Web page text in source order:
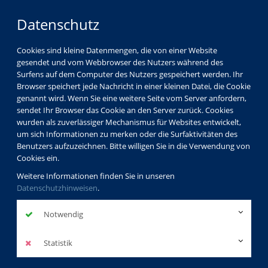
Datenschutz
Cookies sind kleine Datenmengen, die von einer Website
gesendet und vom Webbrowser des Nutzers während des
Surfens auf dem Computer des Nutzers gespeichert werden. Ihr
Browser speichert jede Nachricht in einer kleinen Datei, die Cookie
genannt wird. Wenn Sie eine weitere Seite vom Server anfordern,
sendet Ihr Browser das Cookie an den Server zurück. Cookies
wurden als zuverlässiger Mechanismus für Websites entwickelt,
um sich Informationen zu merken oder die Surfaktivitäten des
Benutzers aufzuzeichnen. Bitte willigen Sie in die Verwendung von
Cookies ein.
Weitere Informationen finden Sie in unseren
Datenschutzhinweisen.
Notwendig
Statistik